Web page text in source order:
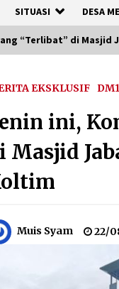
SITUASI DESA
“Terlibat” di Masjid
EKSKLUSIF
ini,
Masjid
Muis Syam 22/